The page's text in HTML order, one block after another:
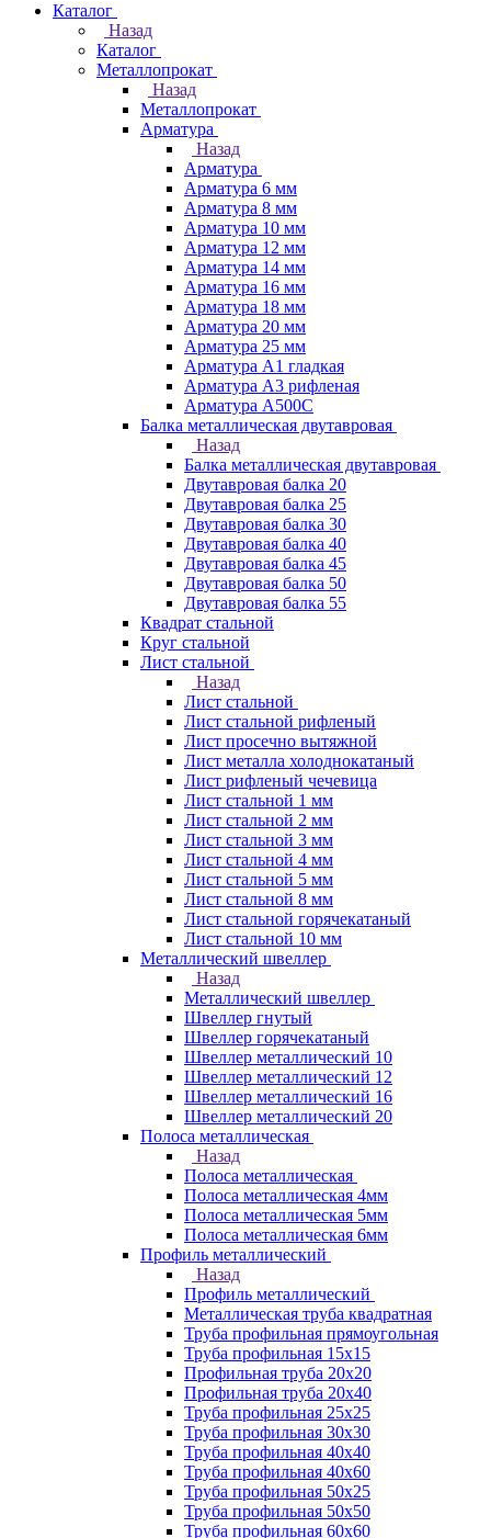
Каталог
Назад
Каталог
Металлопрокат
Назад
Металлопрокат
Арматура
Назад
Арматура
Арматура 6 мм
Арматура 8 мм
Арматура 10 мм
Арматура 12 мм
Арматура 14 мм
Арматура 16 мм
Арматура 18 мм
Арматура 20 мм
Арматура 25 мм
Арматура А1 гладкая
Арматура А3 рифленая
Арматура А500С
Балка металлическая двутавровая
Назад
Балка металлическая двутавровая
Двутавровая балка 20
Двутавровая балка 25
Двутавровая балка 30
Двутавровая балка 40
Двутавровая балка 45
Двутавровая балка 50
Двутавровая балка 55
Квадрат стальной
Круг стальной
Лист стальной
Назад
Лист стальной
Лист стальной рифленый
Лист просечно вытяжной
Лист металла холоднокатаный
Лист рифленый чечевица
Лист стальной 1 мм
Лист стальной 2 мм
Лист стальной 3 мм
Лист стальной 4 мм
Лист стальной 5 мм
Лист стальной 8 мм
Лист стальной горячекатаный
Лист стальной 10 мм
Металлический швеллер
Назад
Металлический швеллер
Швеллер гнутый
Швеллер горячекатаный
Швеллер металлический 10
Швеллер металлический 12
Швеллер металлический 16
Швеллер металлический 20
Полоса металлическая
Назад
Полоса металлическая
Полоса металлическая 4мм
Полоса металлическая 5мм
Полоса металлическая 6мм
Профиль металлический
Назад
Профиль металлический
Металлическая труба квадратная
Труба профильная прямоугольная
Труба профильная 15х15
Профильная труба 20х20
Профильная труба 20х40
Труба профильная 25х25
Труба профильная 30x30
Труба профильная 40х40
Труба профильная 40х60
Труба профильная 50х25
Труба профильная 50х50
Труба профильная 60x60